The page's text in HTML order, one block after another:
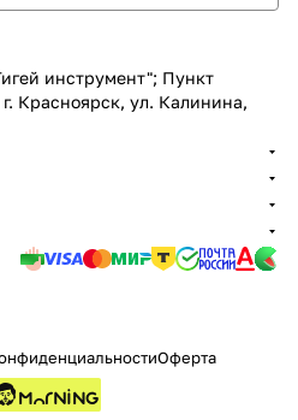
инструмент"; Пункт
Красноярск, ул. Калинина,
Оферта